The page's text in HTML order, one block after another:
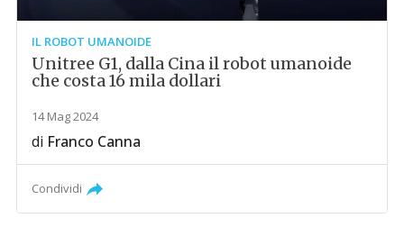
IL ROBOT UMANOIDE
Unitree G1, dalla Cina il robot umanoide
che costa 16 mila dollari
14 Mag 2024
di Franco Canna
Condividi